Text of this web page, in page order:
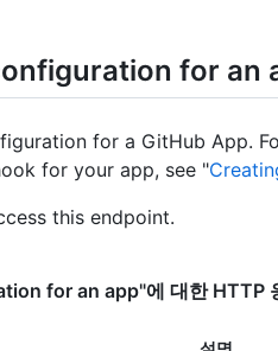
for an
for a GitHub App.
for your app, see "
this endpoint.
for an app"에 대한 HTTP